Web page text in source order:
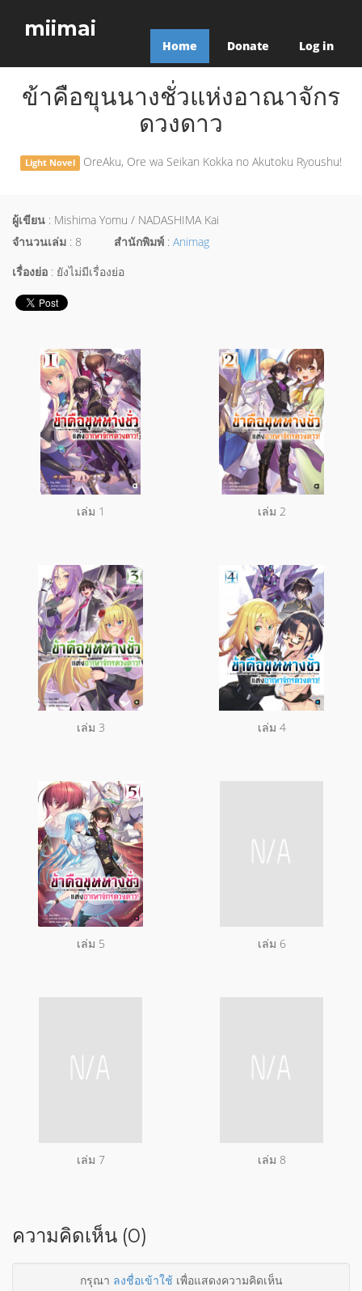
miimai
Home Donate Log in
ข้าคือขุนนางชั่วแห่งอาณาจักร
ดวงดาว
Light Novel OreAku, Ore wa Seikan Kokka no Akutoku Ryoushu!
ผู้เขียน : Mishima Yomu / NADASHIMA Kai
จำนวนเล่ม : 8 สำนักพิมพ์ : Animag
เรื่องย่อ : ยังไม่มีเรื่องย่อ
เล่ม 1 เล่ม 2
เล่ม 3 เล่ม 4
เล่ม 5 เล่ม 6
เล่ม 7 เล่ม 8
ความคิดเห็น (0)
กรุณา ลงชื่อเข้าใช้เพื่อแสดงความคิดเห็น